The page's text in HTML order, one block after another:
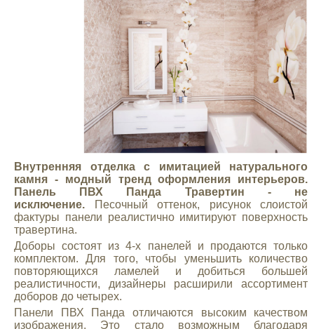
Внутренняя отделка с имитацией натурального
камня - модный тренд оформления интерьеров.
Панель ПВХ Панда Травертин - не
исключение.Песочный оттенок, рисунок слоистой
фактуры панели реалистично имитируют поверхность
травертина.
Доборы состоят из 4-х панелей и продаются только
комплектом. Для того, чтобы уменьшить количество
повторяющихся ламелей и добиться большей
реалистичности, дизайнеры расширили ассортимент
доборов до четырех.
Панели ПВХ Панда отличаются высоким качеством
изображения. Это стало возможным благодаря
Дополнительные товары